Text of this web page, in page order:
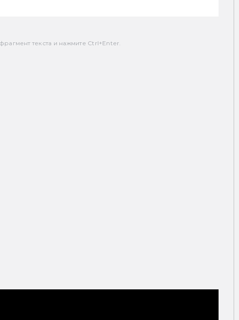
текста и нажмите Ctrl+Enter.